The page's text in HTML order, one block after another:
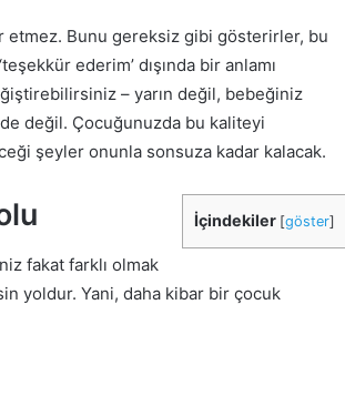
etmez. Bunu gereksiz gibi gösterirler, bu
ederim’ dışında bir anlamı
– yarın değil, bebeğiniz
değil. Çocuğunuzda bu kaliteyi
şeyler onunla sonsuza kadar kalacak.
İçindekiler [göster]
fakat farklı olmak
yoldur. Yani, daha kibar bir çocuk